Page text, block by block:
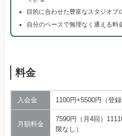
目的に合わせた豊富なスタジオプ
自分のペースで無理なく通える料
料金
入会金 1100円+5500円（登録
月額料金
7590円（月4回）
限なし）